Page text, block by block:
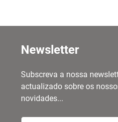
Newsletter
Subscreva a nossa
actualizado sobre os
novidades...